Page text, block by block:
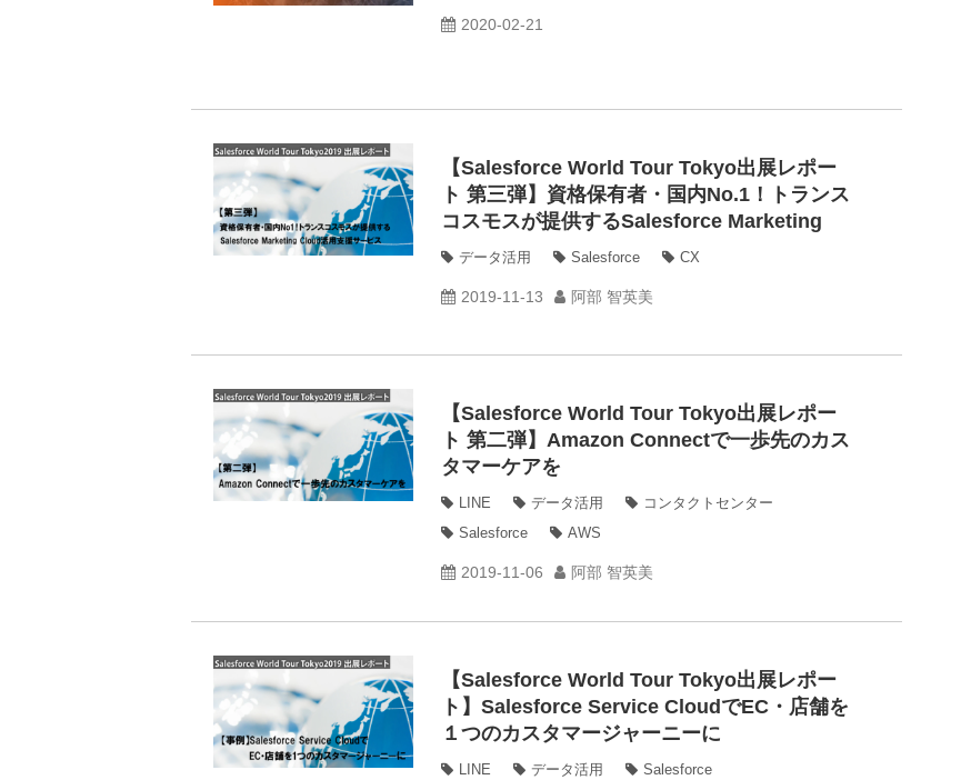
2020-02-21
【Salesforce World Tour Tokyo出展レポー
ト 第三弾】資格保有者・国内No.1！トランス
コスモスが提供するSalesforce Marketing
Cloud活用支援サービス
データ活用 Salesforce CX
2019-11-13 阿部 智英美
【Salesforce World Tour Tokyo出展レポー
ト 第二弾】Amazon Connectで一歩先のカス
タマーケアを
LINE データ活用
コンタクトセンター
Salesforce
AWS
2019-11-06 阿部 智英美
【Salesforce World Tour Tokyo出展レポー
ト】Salesforce Service CloudでEC・店舗を
１つのカスタマージャーニーに
LINE データ活用
Salesforce